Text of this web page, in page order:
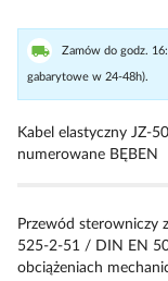
Zamów do godz.
gabarytowe w 24-48h).
Kabel elastyczny JZ-
numerowane BĘBEN
Przewód sterowniczy
525-2-51 / DIN EN
obciążeniach